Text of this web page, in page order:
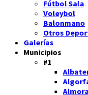
Fútbol Sala
Voleybol
Balonmano
Otros
Galerías
Municipios
#1